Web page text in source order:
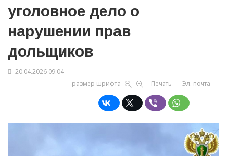
уголовное дело о
нарушении прав
дольщиков
20.04.2026 09:04
размер шрифта
Печать Эл. почта